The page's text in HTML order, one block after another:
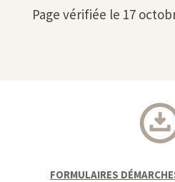
Page vérifiée le 17
FORMULAIRES